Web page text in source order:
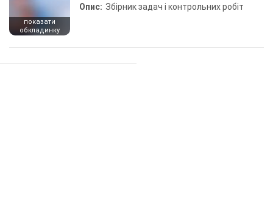
показати
обкладинку
Опис: Збірник задач і контрольних робіт